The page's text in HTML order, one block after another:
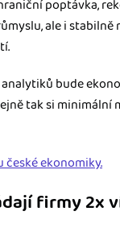
poptávka,
ale i
bude
tak si minimální
ekonomiky.
firmy 2x